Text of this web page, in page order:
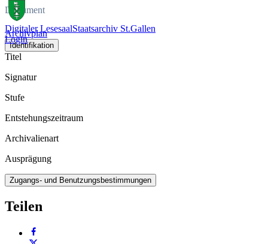
Digitaler LesesaalStaatsarchiv St.Gallen
Login
Dokument
Archivplan
Identifikation
Titel
Signatur
Stufe
Entstehungszeitraum
Archivalienart
Ausprägung
Zugangs- und Benutzungsbestimmungen
Teilen